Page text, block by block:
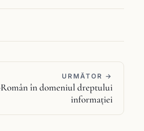
URMĂTOR →
în domeniul dreptului
informației